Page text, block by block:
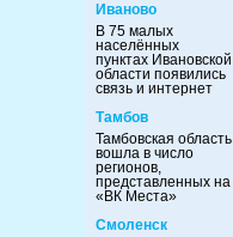
Иваново
В 75 малых
населённых
пунктах Ивановской
области появились
связь и интернет
Тамбов
Тамбовская область
вошла в число
регионов,
представленных на
«ВК Места»
Смоленск